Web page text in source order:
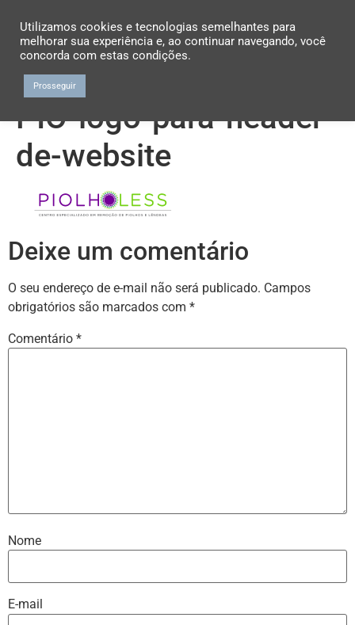
PIO-logo-para-header-
de-website
Deixe um comentário
O seu endereço de e-mail não será publicado. Campos
obrigatórios são marcados com *
Comentário *
Nome
E-mail
Utilizamos cookies e tecnologias semelhantes para
melhorar sua experiência e, ao continuar navegando, você
concorda com estas condições.
Prosseguir